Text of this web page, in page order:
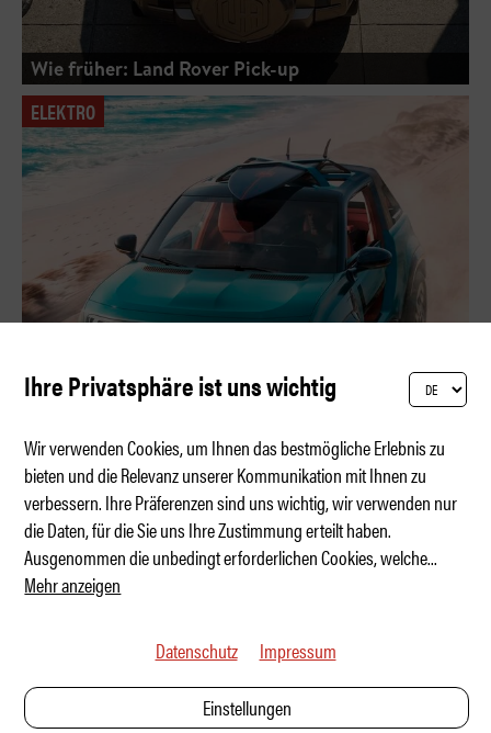
Wie früher: Land Rover Pick-up
ELEKTRO
Elektro-Buggy mit Retro-Seele
Ihre Privatsphäre ist uns wichtig
Wir verwenden Cookies, um Ihnen das bestmögliche Erlebnis zu
bieten und die Relevanz unserer Kommunikation mit Ihnen zu
verbessern. Ihre Präferenzen sind uns wichtig, wir verwenden nur
die Daten, für die Sie uns Ihre Zustimmung erteilt haben.
Ausgenommen die unbedingt erforderlichen Cookies, welche...
Mehr anzeigen
Datenschutz Impressum
Einstellungen